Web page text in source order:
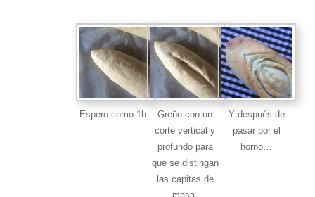
Espero como 1h.
Greño con un
corte vertical y
profundo para
que se distingan
las capitas de
Y después de
pasar por el
horno…